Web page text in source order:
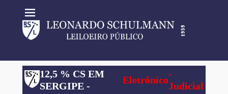
12,5 % CS EM
SERGIPE -
Eletrônico
-
Judicial